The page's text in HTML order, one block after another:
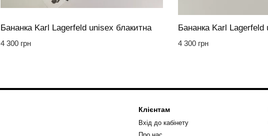
Бананка Karl Lagerfeld unisex блакитна
4 300 грн
Бананка Karl Lagerfeld
4 300 грн
Клієнтам
Вхід до кабінету